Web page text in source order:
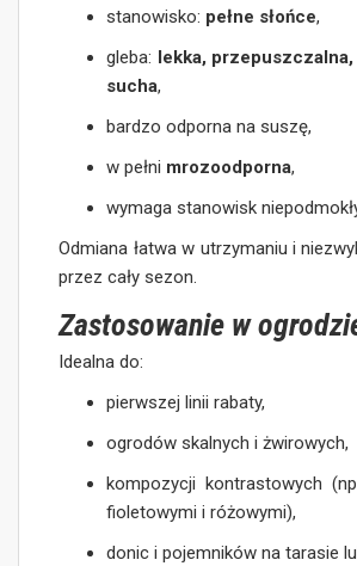
stanowisko: pełne słońce,
gleba: lekka,
sucha,
bardzo odporna na suszę,
w pełni mrozoodporna,
wymaga stanowisk
Odmiana łatwa w utrzymaniu i
przez cały sezon.
Zastosowanie w
Idealna do:
pierwszej linii rabaty,
ogrodów skalnych i żwirowych,
kompozycji kontrastowych
fioletowymi i różowymi),
donic i pojemników na tarasie